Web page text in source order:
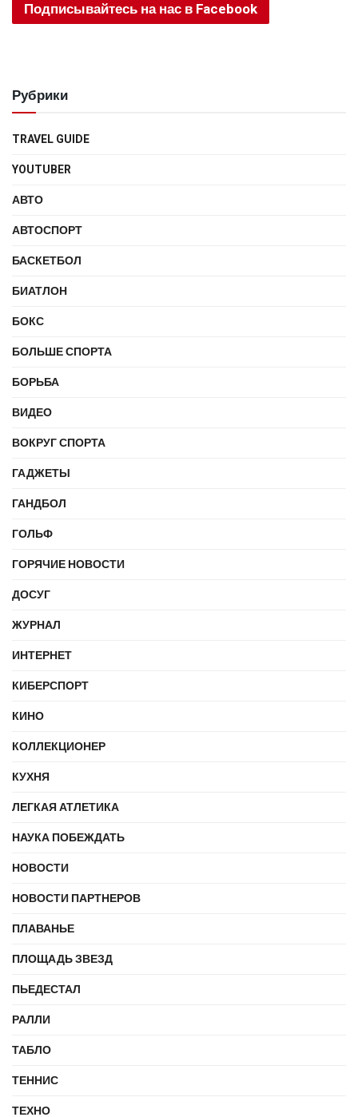
Подписывайтесь на нас в Facebook
Рубрики
TRAVEL GUIDE
YOUTUBER
АВТО
АВТОСПОРТ
БАСКЕТБОЛ
БИАТЛОН
БОКС
БОЛЬШЕ СПОРТА
БОРЬБА
ВИДЕО
ВОКРУГ СПОРТА
ГАДЖЕТЫ
ГАНДБОЛ
ГОЛЬФ
ГОРЯЧИЕ НОВОСТИ
ДОСУГ
ЖУРНАЛ
ИНТЕРНЕТ
КИБЕРСПОРТ
КИНО
КОЛЛЕКЦИОНЕР
КУХНЯ
ЛЕГКАЯ АТЛЕТИКА
НАУКА ПОБЕЖДАТЬ
НОВОСТИ
НОВОСТИ ПАРТНЕРОВ
ПЛАВАНЬЕ
ПЛОЩАДЬ ЗВЕЗД
ПЬЕДЕСТАЛ
РАЛЛИ
ТАБЛО
ТЕННИС
ТЕХНО